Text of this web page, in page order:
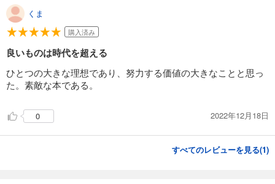
くま
購入済み
良いものは時代を超える
ひとつの大きな理想であり、努力する価値の大きなことと思っ
た。素敵な本である。
0 2022年12月18日
すべてのレビューを見る(1)